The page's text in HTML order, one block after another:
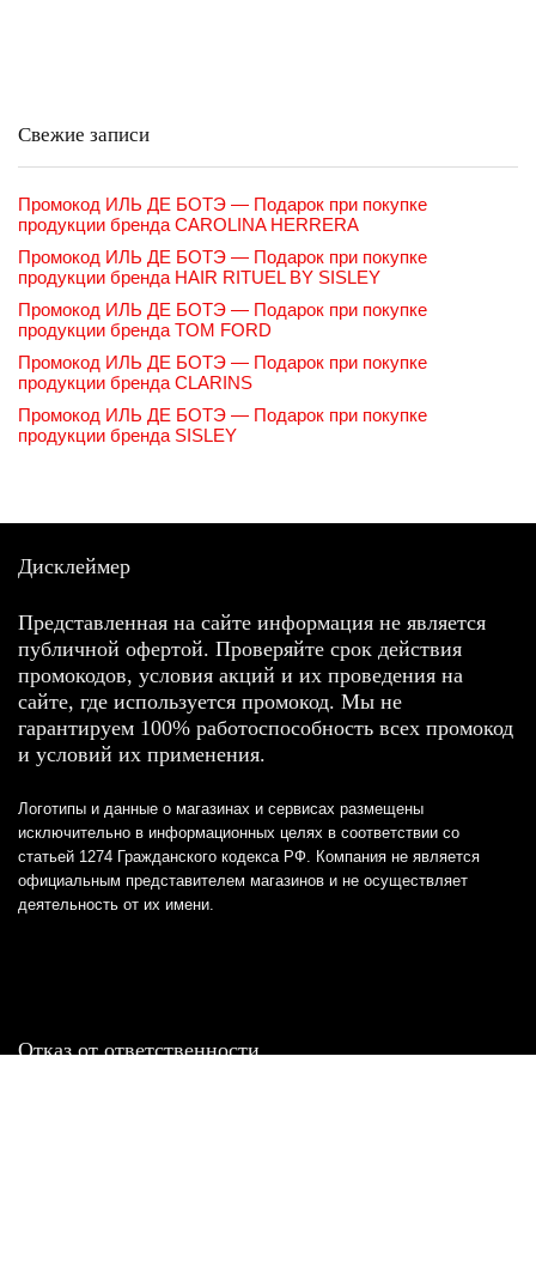
Свежие записи
Промокод ИЛЬ ДЕ БОТЭ — Подарок при покупке
продукции бренда CAROLINA HERRERA
Промокод ИЛЬ ДЕ БОТЭ — Подарок при покупке
продукции бренда HAIR RITUEL BY SISLEY
Промокод ИЛЬ ДЕ БОТЭ — Подарок при покупке
продукции бренда TOM FORD
Промокод ИЛЬ ДЕ БОТЭ — Подарок при покупке
продукции бренда CLARINS
Промокод ИЛЬ ДЕ БОТЭ — Подарок при покупке
продукции бренда SISLEY
Дисклеймер
Представленная на сайте информация не является
публичной офертой. Проверяйте срок действия
промокодов, условия акций и их проведения на
сайте, где используется промокод. Мы не
гарантируем 100% работоспособность всех промокод
и условий их применения.
Логотипы и данные о магазинах и сервисах размещены
исключительно в информационных целях в соответствии со
статьей 1274 Гражданского кодекса РФ. Компания не является
официальным представителем магазинов и не осуществляет
деятельность от их имени.
Отказ от ответственности